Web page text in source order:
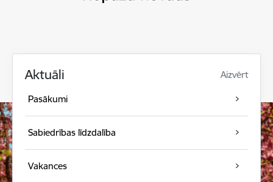
Aktuāli Aizvērt
Pasākumi
Sabiedrības līdzdalība
Vakances